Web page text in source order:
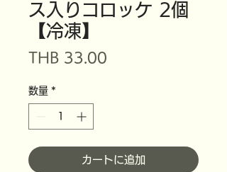
ス入りコロッケ 2個
【冷凍】
THB 33.00
数量 *
カートに追加